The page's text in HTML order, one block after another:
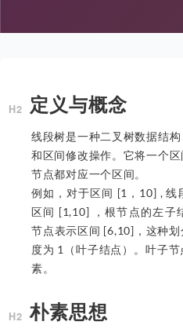
定义与概念
线段树是一种二叉树数据结
和区间修改操作。它将一个
节点都对应一个区间。
例如，对于区间 [1，10] , 线
区间 [1,10] ，根节点的左子
节点表示区间 [6,10]，这种
度为 1（叶子结点）。叶子
素。
朴素思想